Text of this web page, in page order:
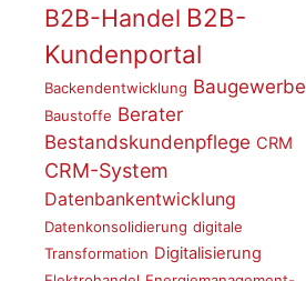
B2B-Handel B2B-
Kundenportal
Backendentwicklung Baugewerbe
Baustoffe Berater
Bestandskundenpflege CRM
CRM-System
Datenbankentwicklung
Datenkonsolidierung digitale
Transformation Digitalisierung